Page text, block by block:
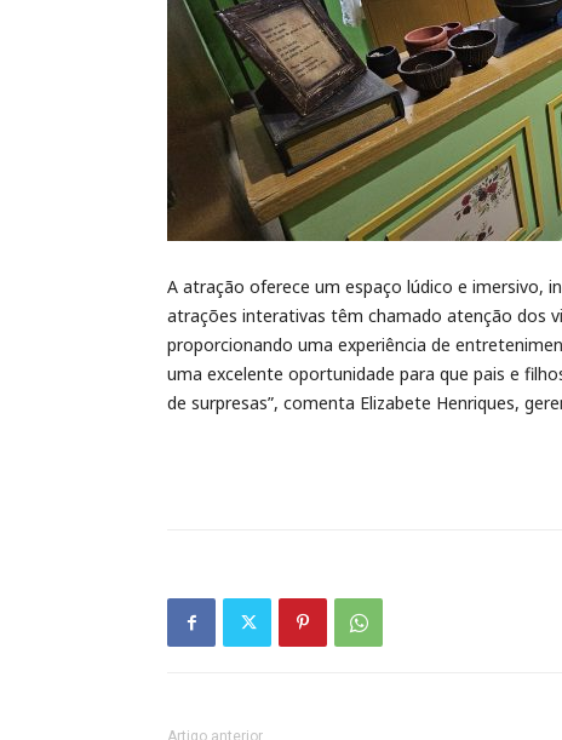
A atração oferece um espaço lúdico e imersivo,
atrações interativas têm chamado atenção dos
proporcionando uma experiência de
uma excelente oportunidade para que pais e
de surpresas”, comenta Elizabete Henriques,
Artigo anterior